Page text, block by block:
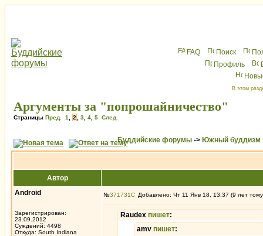
FAQ Поиск
Профиль
В этом
Аргументы за "попрошайничество"
Страницы Пред. 1 2 3 4 5 След.
Буддийские форумы -> Южный буддизм
Автор
Android
Зарегистрирован:
23.09.2012
Суждений: 4498
Откуда: South Indiana
№371731 Добавлено: Чт 11 Янв 18, 13:37 (9 лет
Raudex пишет:
amv пишет: